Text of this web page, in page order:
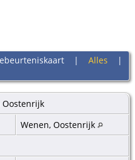
| Alles |
Oostenrijk
Wenen, Oostenrijk